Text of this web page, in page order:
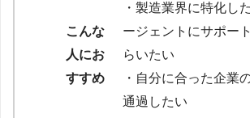
こんな
人にお
すすめ
・製造業界に特化し
ージェントにサポー
らいたい
・自分に合った企業
通過したい